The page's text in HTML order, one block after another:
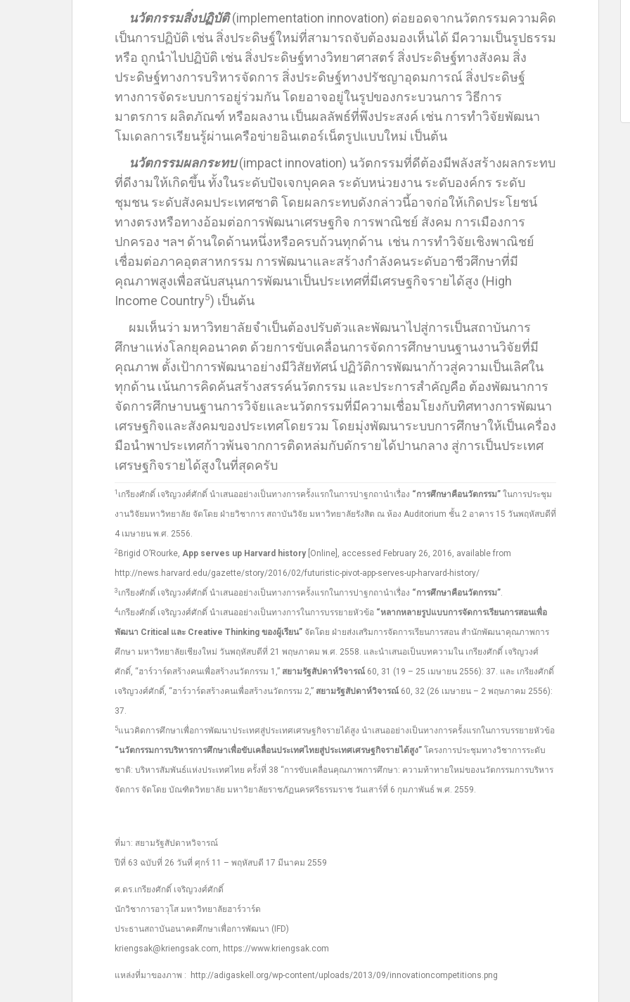
นวัตกรรมสิ่งปฏิบัติ(implementation innovation) ต่อยอดจากนวัตกรรมความคิด
เป็นการปฏิบัติ เช่น สิ่งประดิษฐ์ใหม่ที่สามารถจับต้องมองเห็นได้ มีความเป็นรูปธรรม
หรือ ถูกนำไปปฏิบัติ เช่น สิ่งประดิษฐ์ทางวิทยาศาสตร์ สิ่งประดิษฐ์ทางสังคม สิ่ง
ประดิษฐ์ทางการบริหารจัดการ สิ่งประดิษฐ์ทางปรัชญาอุดมการณ์ สิ่งประดิษฐ์
ทางการจัดระบบการอยู่ร่วมกัน โดยอาจอยู่ในรูปของกระบวนการ วิธีการ
มาตรการ ผลิตภัณฑ์ หรือผลงาน เป็นผลลัพธ์ที่พึงประสงค์ เช่น การทำวิจัยพัฒนา
โมเดลการเรียนรู้ผ่านเครือข่ายอินเตอร์เน็ตรูปแบบใหม่ เป็นต้น
นวัตกรรมผลกระทบ(impact innovation) นวัตกรรมที่ดีต้องมีพลังสร้างผลกระทบ
ที่ดีงามให้เกิดขึ้น ทั้งในระดับปัจเจกบุคคล ระดับหน่วยงาน ระดับองค์กร ระดับ
ชุมชน ระดับสังคมประเทศชาติ โดยผลกระทบดังกล่าวนี้อาจก่อให้เกิดประโยชน์
ทางตรงหรือทางอ้อมต่อการพัฒนาเศรษฐกิจ การพาณิชย์ สังคม การเมืองการ
ปกครอง ฯลฯ ด้านใดด้านหนึ่งหรือครบถ้วนทุกด้าน เช่น การทำวิจัยเชิงพาณิชย์
เชื่อมต่อภาคอุตสาหกรรม การพัฒนาและสร้างกำลังคนระดับอาชีวศึกษาที่มี
คุณภาพสูงเพื่อสนับสนุนการพัฒนาเป็นประเทศที่มีเศรษฐกิจรายได้สูง (High
Income Country5) เป็นต้น
ผมเห็นว่า มหาวิทยาลัยจำเป็นต้องปรับตัวและพัฒนาไปสู่การเป็นสถาบันการ
ศึกษาแห่งโลกยุคอนาคต ด้วยการขับเคลื่อนการจัดการศึกษาบนฐานงานวิจัยที่มี
คุณภาพ ตั้งเป้าการพัฒนาอย่างมีวิสัยทัศน์ ปฏิวัติการพัฒนาก้าวสู่ความเป็นเลิศใน
ทุกด้าน เน้นการคิดค้นสร้างสรรค์นวัตกรรม และประการสำคัญคือ ต้องพัฒนาการ
จัดการศึกษาบนฐานการวิจัยและนวัตกรรมที่มีความเชื่อมโยงกับทิศทางการพัฒนา
เศรษฐกิจและสังคมของประเทศโดยรวม โดยมุ่งพัฒนาระบบการศึกษาให้เป็นเครื่อง
มือนำพาประเทศก้าวพ้นจากการติดหล่มกับดักรายได้ปานกลาง สู่การเป็นประเทศ
เศรษฐกิจรายได้สูงในที่สุดครับ
1 เกรียงศักดิ์ เจริญวงศ์ศักดิ์ นำเสนออย่างเป็นทางการครั้งแรกในการปาฐกถานำเรื่อง “การศึกษาคือนวัตกรรม” ในการประชุม
งานวิจัยมหาวิทยาลัย จัดโดย ฝ่ายวิชาการ สถาบันวิจัย มหาวิทยาลัยรังสิต ณ ห้อง Auditorium ชั้น 2 อาคาร 15 วันพฤหัสบดีที่
4 เมษายน พ.ศ. 2556.
2 Brigid O’Rourke, App serves up Harvard history [Online], accessed February 26, 2016, available from
http://news.harvard.edu/gazette/story/2016/02/futuristic-pivot-app-serves-up-harvard-history/
3 เกรียงศักดิ์ เจริญวงศ์ศักดิ์ นำเสนออย่างเป็นทางการครั้งแรกในการปาฐกถานำเรื่อง “การศึกษาคือนวัตกรรม”.
4เกรียงศักดิ์ เจริญวงศ์ศักดิ์ นำเสนออย่างเป็นทางการในการบรรยายหัวข้อ “หลากหลายรูปแบบการจัดการเรียนการสอนเพื่อ
พัฒนา Critical และ Creative Thinking ของผู้เรียน” จัดโดย ฝ่ายส่งเสริมการจัดการเรียนการสอน สำนักพัฒนาคุณภาพการ
ศึกษา มหาวิทยาลัยเชียงใหม่ วันพฤหัสบดีที่ 21 พฤษภาคม พ.ศ. 2558. และนำเสนอเป็นบทความใน เกรียงศักดิ์ เจริญวงศ์
ศักดิ์, “ฮาร์วาร์ดสร้างคนเพื่อสร้างนวัตกรรม 1,” สยามรัฐสัปดาห์วิจารณ์ 60, 31 (19 – 25 เมษายน 2556): 37. และ เกรียงศักดิ์
เจริญวงศ์ศักดิ์, “ฮาร์วาร์ดสร้างคนเพื่อสร้างนวัตกรรม 2,” สยามรัฐสัปดาห์วิจารณ์ 60, 32 (26 เมษายน – 2 พฤษภาคม 2556):
37.
5แนวคิดการศึกษาเพื่อการพัฒนาประเทศสู่ประเทศเศรษฐกิจรายได้สูง นำเสนออย่างเป็นทางการครั้งแรกในการบรรยายหัวข้อ
“นวัตกรรมการบริหารการศึกษาเพื่อขับเคลื่อนประเทศไทยสู่ประเทศเศรษฐกิจรายได้สูง” โครงการประชุมทางวิชาการระดับ
ชาติ: บริหารสัมพันธ์แห่งประเทศไทย ครั้งที่ 38 “การขับเคลื่อนคุณภาพการศึกษา: ความท้าทายใหม่ของนวัตกรรมการบริหาร
จัดการ จัดโดย บัณฑิตวิทยาลัย มหาวิยาลัยราชภัฏนครศรีธรรมราช วันเสาร์ที่ 6 กุมภาพันธ์ พ.ศ. 2559.
ที่มา: สยามรัฐสัปดาหวิจารณ์
ปีที่ 63 ฉบับที่ 26 วันที่ ศุกร์ 11 – พฤหัสบดี 17 มีนาคม 2559
ศ.ดร.เกรียงศักดิ์ เจริญวงศ์ศักดิ์
นักวิชาการอาวุโส มหาวิทยาลัยฮาร์วาร์ด
ประธานสถาบันอนาคตศึกษาเพื่อการพัฒนา (IFD)
kriengsak@kriengsak.com, https://www.kriengsak.com
แหล่งที่มาของภาพ : http://adigaskell.org/wp-content/uploads/2013/09/innovationcompetitions.png